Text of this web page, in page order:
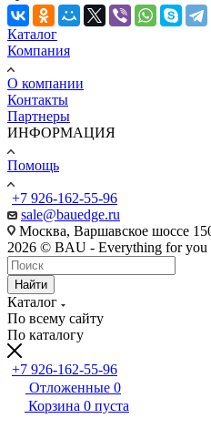
Каталог
Компания
О компании
Контакты
Партнеры
ИНФОРМАЦИЯ
Помощь
+7 926-162-55-96
sale@bauedge.ru
Москва, Варшавское шоссе
2026 © BAU - Everything for you
Найти
Каталог
По всему сайту
По каталогу
+7 926-162-55-96
Отложенные 0
Корзина 0 пуста